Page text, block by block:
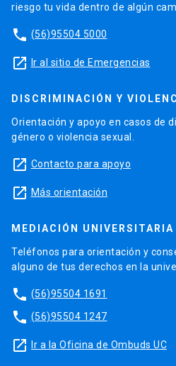
riesgo tu vida dentro de algún
phone (56)95504 5000
launch Ir al sitio de Emergencias
DISCRIMINACIÓN Y
Orientación y apoyo en casos de
género o violencia sexual.
launch Contacto para apoyo
launch Más orientación
MEDIACIÓN UNIVERSITARIA
Teléfonos para orientación y
alguno de tus derechos en la
phone (56)95504 1691
phone (56)95504 1247
launch Ir a la Oficina de Ombuds UC